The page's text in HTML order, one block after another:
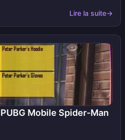
Ajoutez cette page à vos
à jour dès que Level
jour ou des rapports de
un nom.
Lire la suite→
Mobile Spider-Man